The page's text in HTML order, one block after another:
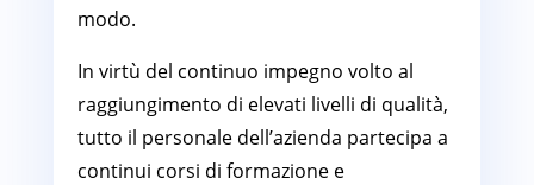
modo.
In virtù del continuo impegno volto al
raggiungimento di elevati livelli di qualità,
tutto il personale dell’azienda partecipa a
continui corsi di formazione e